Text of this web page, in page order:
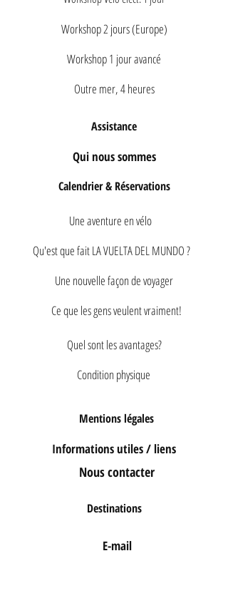
Workshop 2 jours (Europe)
Workshop 1 jour avancé
Outre mer, 4 heures
Assistance
Qui nous sommes
Calendrier & Réservations
Une aventure en vélo
Qu'est que fait LA VUELTA DEL MUNDO ?
Une nouvelle façon de voyager
Ce que les gens veulent vraiment!
Quel sont les avantages?
Condition physique
Mentions légales
Informations utiles / liens
Nous contacter
Destinations
E-mail